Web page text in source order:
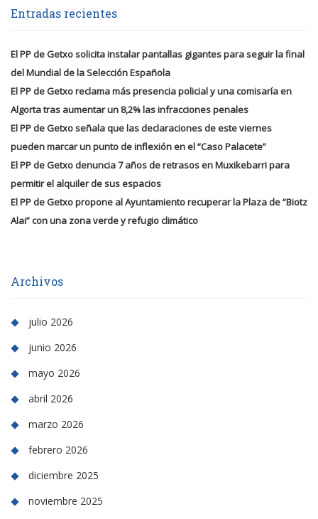
Entradas recientes
El PP de Getxo solicita instalar pantallas gigantes para seguir la final
del Mundial de la Selección Española
El PP de Getxo reclama más presencia policial y una comisaría en
Algorta tras aumentar un 8,2% las infracciones penales
El PP de Getxo señala que las declaraciones de este viernes
pueden marcar un punto de inflexión en el “Caso Palacete”
El PP de Getxo denuncia 7 años de retrasos en Muxikebarri para
permitir el alquiler de sus espacios
El PP de Getxo propone al Ayuntamiento recuperar la Plaza de “Biotz
Alai” con una zona verde y refugio climático
Archivos
julio 2026
junio 2026
mayo 2026
abril 2026
marzo 2026
febrero 2026
diciembre 2025
noviembre 2025